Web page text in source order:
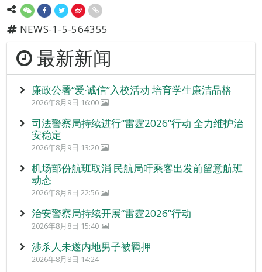
NEWS-1-5-564355
最新新闻
廉政公署“爱‧诚信”入校活动 培育学生廉洁品格
2026年8月9日 16:00
司法警察局持续进行“雷霆2026”行动 全力维护治
安稳定
2026年8月9日 13:20
机场部份航班取消 民航局吁乘客出发前留意航班
动态
2026年8月8日 22:56
治安警察局持续开展“雷霆2026”行动
2026年8月8日 15:40
涉杀人未遂内地男子被羁押
2026年8月8日 14:24